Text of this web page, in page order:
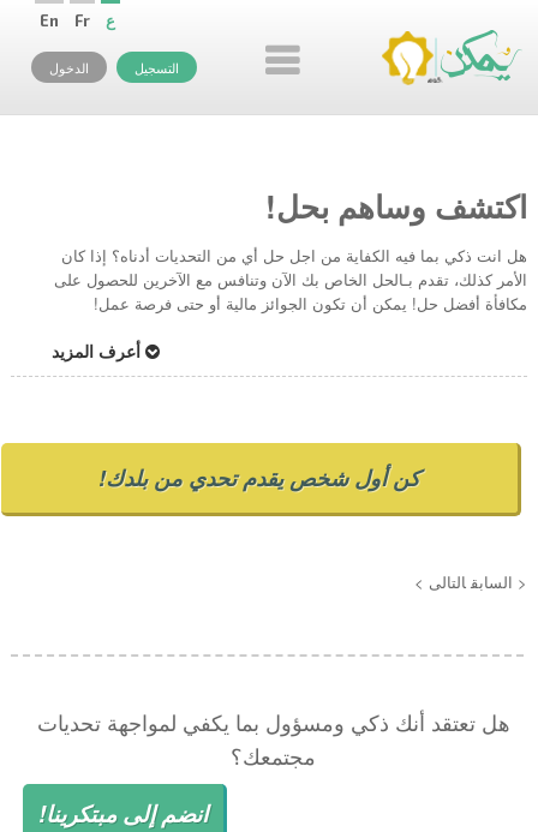
En Fr ع
التسجيل الدخول
اكتشف وساهم بحل!
هل انت ذكي بما فيه الكفاية من اجل حل أي من التحديات أدناه؟ إذا كان
الأمر كذلك، تقدم بـالحل الخاص بك الآن وتنافس مع الآخرين للحصول على
مكافأة أفضل حل! يمكن أن تكون الجوائز مالية أو حتى فرصة عمل!
أعرف المزيد
كن أول شخص يقدم تحدي من بلدك!
< السابق التالى >
هل تعتقد أنك ذكي ومسؤول بما يكفي لمواجهة تحديات
مجتمعك؟
انضم إلى مبتكرينا!